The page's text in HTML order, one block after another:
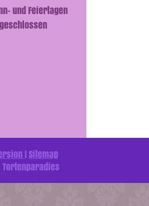
und Feiertagen
geschlossen
|Sitemap